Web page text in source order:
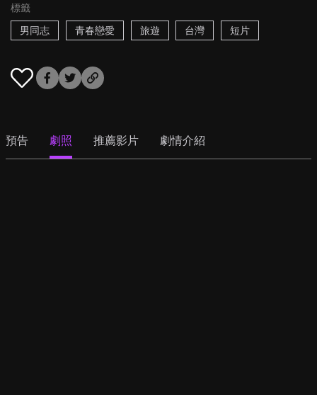
標籤
男同志
青春戀愛 旅遊 台灣 短片
預告 劇照 推薦影片 劇情介紹